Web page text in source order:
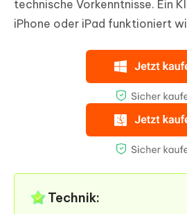
technische Vorkenntnisse. Ein
iPhone oder iPad funktioniert
Technik: